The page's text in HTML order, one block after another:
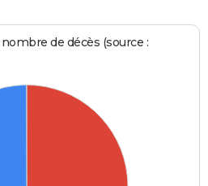
de décès (source :